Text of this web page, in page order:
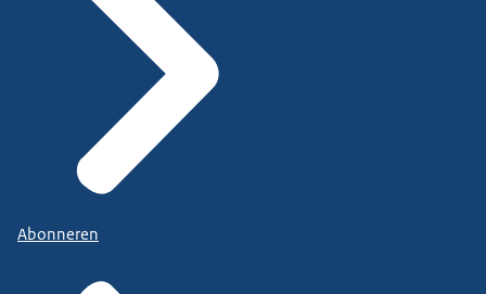
Abonneren